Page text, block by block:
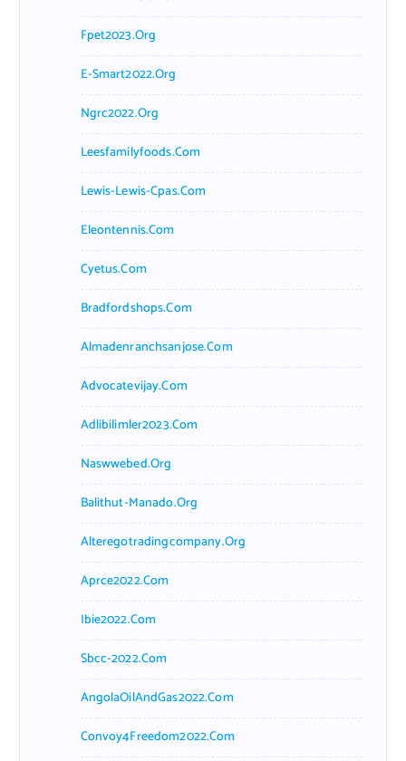
Fpet2023.org
E-Smart2022.org
Ngrc2022.org
Leesfamilyfoods.com
Lewis-Lewis-Cpas.com
Eleontennis.com
Cyetus.com
Bradfordshops.com
Almadenranchsanjose.com
Advocatevijay.com
Adlibilimler2023.com
Naswwebed.org
Balithut-Manado.org
Alteregotradingcompany.org
Aprce2022.com
Ibie2022.com
Sbcc-2022.com
AngolaOilAndGas2022.com
Convoy4Freedom2022.com